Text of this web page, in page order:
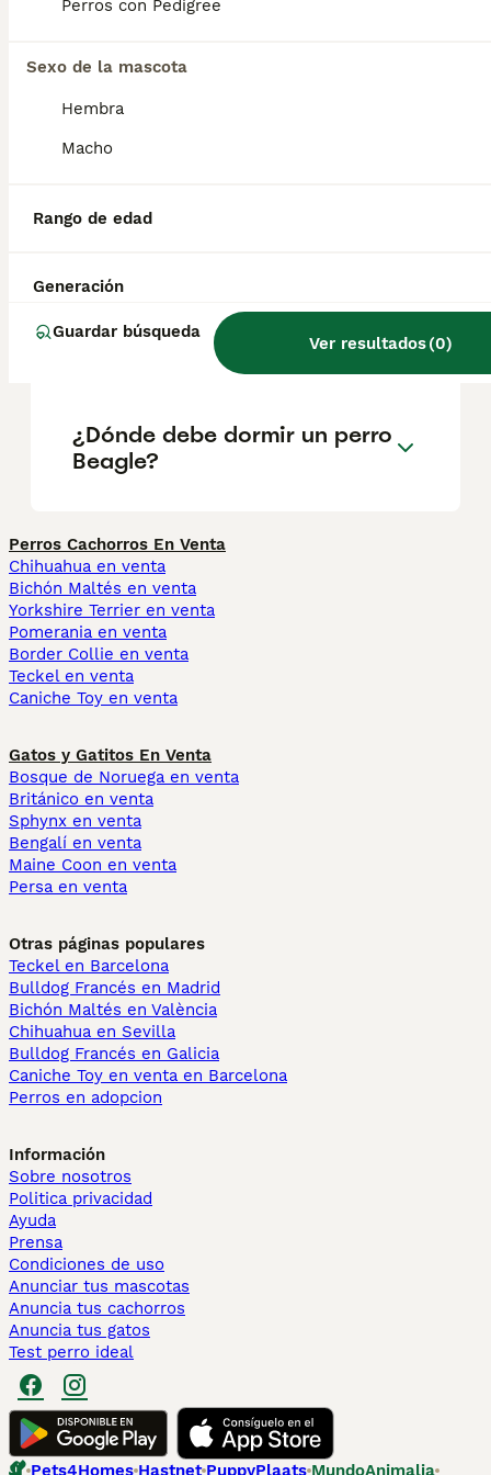
Perros con Pedigree
Sexo de la mascota
Hembra
Macho
Rango de edad
Generación
Guardar búsqueda
Ver resultados(0)
¿Qué tienen de especial los
¿Cuáles son las ventajas y
¿Cómo son los Beagle de
cachorros?
¿Dónde debe dormir un perro
Beagle?
Perros Cachorros En Venta
Chihuahua en venta
Bichón Maltés en venta
Yorkshire Terrier en venta
Pomerania en venta
Border Collie en venta
Teckel en venta
Caniche Toy en venta
Gatos y Gatitos En Venta
Bosque de Noruega en venta
Británico en venta
Sphynx en venta
Bengalí en venta
Maine Coon en venta
Persa en venta
Otras páginas populares
Teckel en Barcelona
Bulldog Francés en Madrid
Bichón Maltés en València
Chihuahua en Sevilla
Bulldog Francés en Galicia
Caniche Toy en venta en Barcelona
Perros en adopcion
Información
Sobre nosotros
Politica privacidad
Ayuda
Prensa
Condiciones de uso
Anunciar tus mascotas
Anuncia tus cachorros
Anuncia tus gatos
Test perro ideal